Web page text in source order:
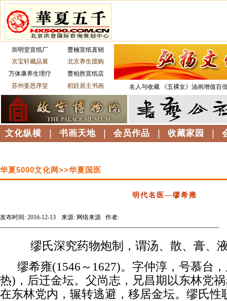
崇明堂宣纸厂
曹楠宣纸直销
京宝轩藏品展
北京养生团购
万体康养生理疗
曹柏胜宣纸店
苏州姜思序堂
积跬居主书画 名人与收藏 《五裸女》油画增值百
文化纵横 书画天地 会员作品 收藏家园
华夏5000文化网>>华夏国医
明代名医—缪希雍
发布时间: 2016-12-13
来源: 网络来源 作者:
------------------------------------------------------------------------------------------------------------
缪氏深究药物炮制，谓汤、散、膏、液
缪希雍(1546～1627)。字仲淳，号慕台
热)，后迁金坛。父尚志，兄昌期以东林党
在东林党内，辗转逃避，移居金坛。缪氏性